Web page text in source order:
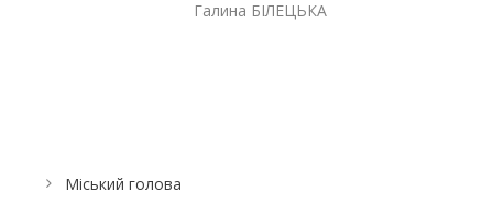
Галина БІЛЕЦЬКА
Міський голова